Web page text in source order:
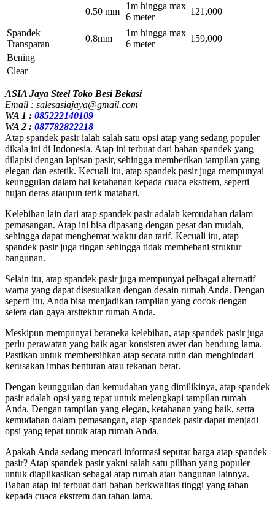
0.50 mm
1m hingga max
6 meter
121,000
Spandek
Transparan
0.8mm
1m hingga max
6 meter
159,000
Bening
Clear
ASIA Jaya Steel Toko Besi Bekasi
Email : salesasiajaya@gmail.com
WA 1 : 085222140109
WA 2 : 087782822218
Atap spandek pasir ialah salah satu opsi atap yang sedang populer
dikala ini di Indonesia. Atap ini terbuat dari bahan spandek yang
dilapisi dengan lapisan pasir, sehingga memberikan tampilan yang
elegan dan estetik. Kecuali itu, atap spandek pasir juga mempunyai
keunggulan dalam hal ketahanan kepada cuaca ekstrem, seperti
hujan deras ataupun terik matahari.
Kelebihan lain dari atap spandek pasir adalah kemudahan dalam
pemasangan. Atap ini bisa dipasang dengan pesat dan mudah,
sehingga dapat menghemat waktu dan tarif. Kecuali itu, atap
spandek pasir juga ringan sehingga tidak membebani struktur
bangunan.
Selain itu, atap spandek pasir juga mempunyai pelbagai alternatif
warna yang dapat disesuaikan dengan desain rumah Anda. Dengan
seperti itu, Anda bisa menjadikan tampilan yang cocok dengan
selera dan gaya arsitektur rumah Anda.
Meskipun mempunyai beraneka kelebihan, atap spandek pasir juga
perlu perawatan yang baik agar konsisten awet dan bendung lama.
Pastikan untuk membersihkan atap secara rutin dan menghindari
kerusakan imbas benturan atau tekanan berat.
Dengan keunggulan dan kemudahan yang dimilikinya, atap spandek
pasir adalah opsi yang tepat untuk melengkapi tampilan rumah
Anda. Dengan tampilan yang elegan, ketahanan yang baik, serta
kemudahan dalam pemasangan, atap spandek pasir dapat menjadi
opsi yang tepat untuk atap rumah Anda.
Apakah Anda sedang mencari informasi seputar harga atap spandek
pasir? Atap spandek pasir yakni salah satu pilihan yang populer
untuk diaplikasikan sebagai atap rumah atau bangunan lainnya.
Bahan atap ini terbuat dari bahan berkwalitas tinggi yang tahan
kepada cuaca ekstrem dan tahan lama.